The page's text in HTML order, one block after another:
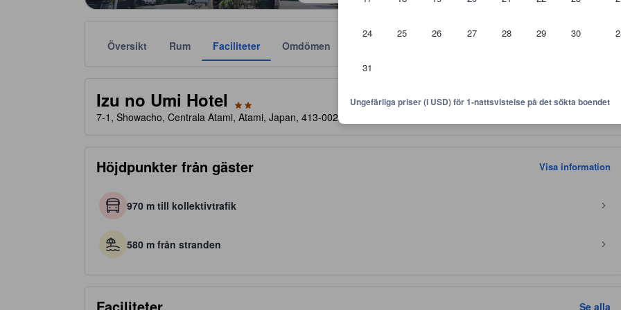
24 25 26 27 28 29 30
31
Ungefärliga priser (i USD) för 1-nattsvistelse på det sökta boendet
Översikt Rum Faciliteter Omdömen
Izu no Umi Hotel
7-1, Showacho, Centrala Atami, Atami, Japan, 413-0022
Höjdpunkter från gäster Visa information
970 m till kollektivtrafik
580 m från stranden
Se alla